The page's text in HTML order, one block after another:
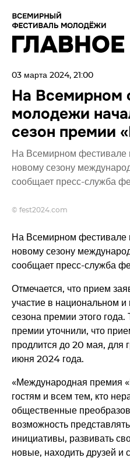
03 марта 2024, 21:00
На Всемирном
молодежи
сезон премии
На Всемирном фестивале
новому сезону
сообщает пресс-служба
© fest2024.com
На Всемирном фестивале
новому сезону
сообщает пресс-служба
Отмечается, что прием
участие в национальном
сезона премии этого года.
премии уточнили, что
продлится до 20 мая, для
июня 2024 года.
«Международная премия
гостям и всем тем, кто
общественные
возможность
инициативы, развивать
новые, находить друзей и